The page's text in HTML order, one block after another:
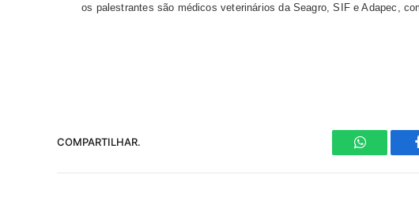
os palestrantes são médicos veterinários da Seagro, SIF e Adapec,
COMPARTILHAR.
WhatsApp